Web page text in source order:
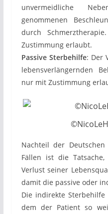
unvermeidliche
genommenen
durch
Zustimmung erlaubt.
Passive Sterbehilfe: Der
lebensverlängernden
nur mit Zustimmung
Nachteil der
Fällen ist die
Verlust seiner
damit die passive oder
Die indirekte
dem der Patient so